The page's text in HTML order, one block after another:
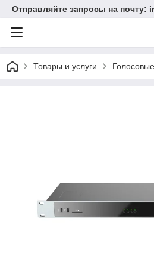
Отправляйте запросы на почту:
Товары и услуги